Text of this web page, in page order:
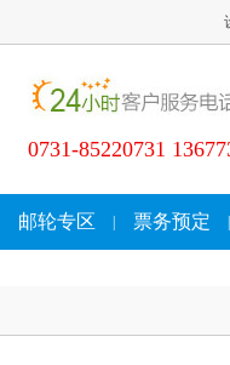
0731-85220731
邮轮专区 票务预定